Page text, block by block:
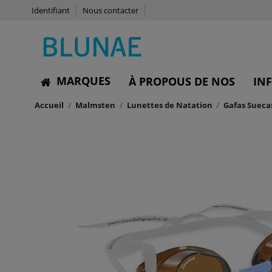
Identifiant Nous contacter
MARQUES À PROPOUS DE NOS
Accueil Malmsten Lunettes de Natation Gafas